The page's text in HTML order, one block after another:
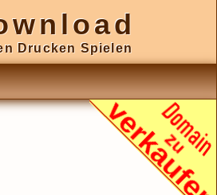
Drucken Spielen